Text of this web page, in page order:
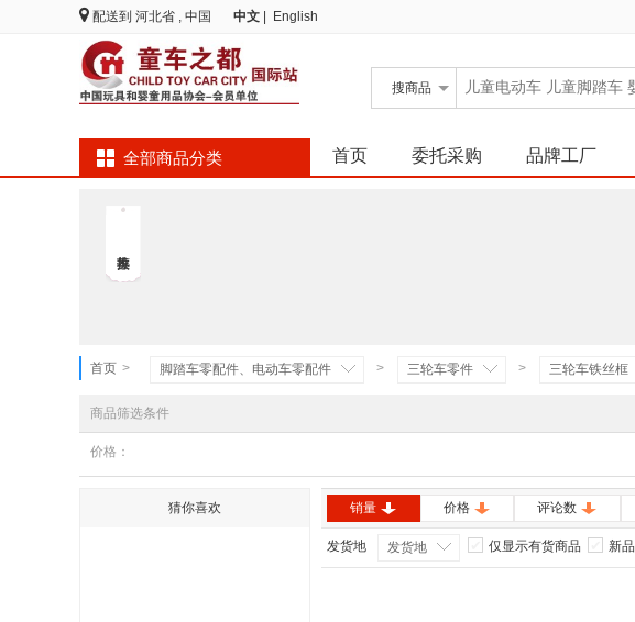
配送到 河北省 , 中国 中文 English
搜商品
全部商品分类 首页 委托采购 品牌工厂
首页 > 脚踏车零配件、电动车零配件 > 三轮车零件 > 三轮车铁丝框
商品筛选条件
价格：
猜你喜欢 销量 价格 评论数
发货地 发货地 仅显示有货商品 新品